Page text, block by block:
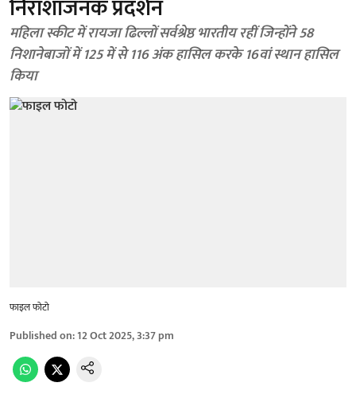
निराशाजनक प्रदर्शन
महिला स्कीट में रायजा ढिल्लों सर्वश्रेष्ठ भारतीय रहीं जिन्होंने 58
निशानेबाजों में 125 में से 116 अंक हासिल करके 16वां स्थान हासिल
किया
फाइल फोटो
Published on:12 Oct 2025, 3:37 pm